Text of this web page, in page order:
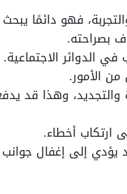
فهو دائمًا يبحث
بصراحته.
الدوائر الاجتماعية.
الأمور.
وهذا قد
ارتكاب أخطاء.
يؤدي إلى إغفال